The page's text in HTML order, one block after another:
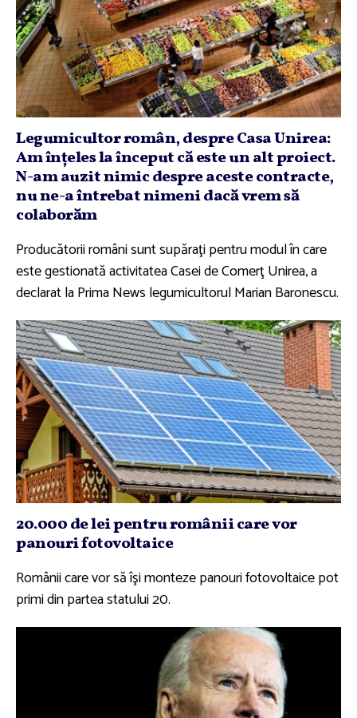
Legumicultor român, despre Casa Unirea:
Am înţeles la început că este un alt proiect.
N-am auzit nimic despre aceste contracte,
nu ne-a întrebat nimeni dacă vrem să
colaborăm
Producătorii români sunt supăraţi pentru modul în care
este gestionată activitatea Casei de Comerţ Unirea, a
declarat la Prima News legumicultorul Marian Baronescu.
20.000 de lei pentru românii care vor
panouri fotovoltaice
Românii care vor să îşi monteze panouri fotovoltaice pot
primi din partea statului 20.